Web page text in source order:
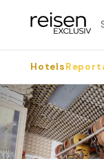
Hotels